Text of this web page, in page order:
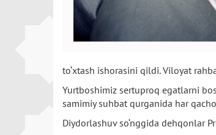
to‘xtash ishorasini qildi. Viloyat
Yurtboshimiz sertuproq egatlarni
samimiy suhbat qurganida har
Diydorlashuv so‘nggida dehqonlar